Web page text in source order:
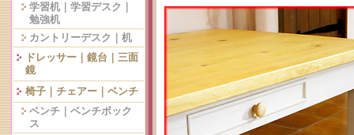
学習机｜学習デスク｜
勉強机
カントリーデスク｜机
ドレッサー｜鏡台｜三面
鏡
椅子｜チェアー｜ベンチ
ベンチ｜ベンチボック
ス